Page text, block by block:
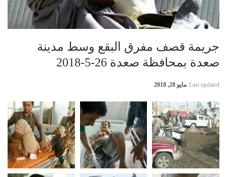
جريمة قصف مفرق البقع وسط مدينة
صعدة بمحافظة صعدة 26-5-2018
Last updated مايو 28, 2018